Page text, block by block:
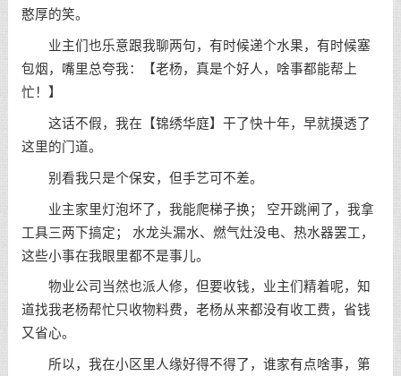
憨厚的笑。
业主们也乐意跟我聊两句，有时候递个水果，有时候塞
包烟，嘴里总夸我：【老杨，真是个好人，啥事都能帮上
忙！】
这话不假，我在【锦绣华庭】干了快十年，早就摸透了
这里的门道。
别看我只是个保安，但手艺可不差。
业主家里灯泡坏了，我能爬梯子换； 空开跳闸了，我拿
工具三两下搞定； 水龙头漏水、燃气灶没电、热水器罢工，
这些小事在我眼里都不是事儿。
物业公司当然也派人修，但要收钱，业主们精着呢，知
道找我老杨帮忙只收物料费，老杨从来都没有收工费，省钱
又省心。
所以，我在小区里人缘好得不得了，谁家有点啥事，第